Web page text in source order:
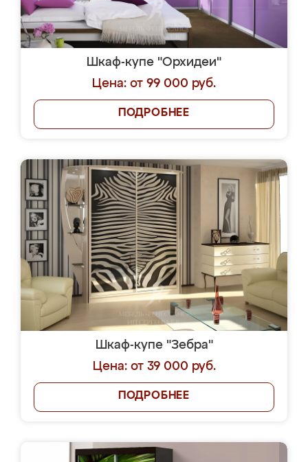
Шкаф-купе "Орхидеи"
Цена: от 99 000 руб.
ПОДРОБНЕЕ
Шкаф-купе "Зебра"
Цена: от 39 000 руб.
ПОДРОБНЕЕ